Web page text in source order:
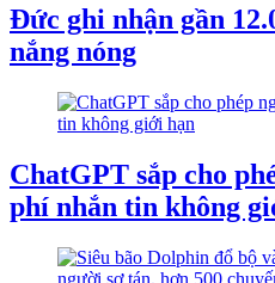
Đức ghi nhận gần
nắng nóng
ChatGPT sắp cho
phí nhắn tin không